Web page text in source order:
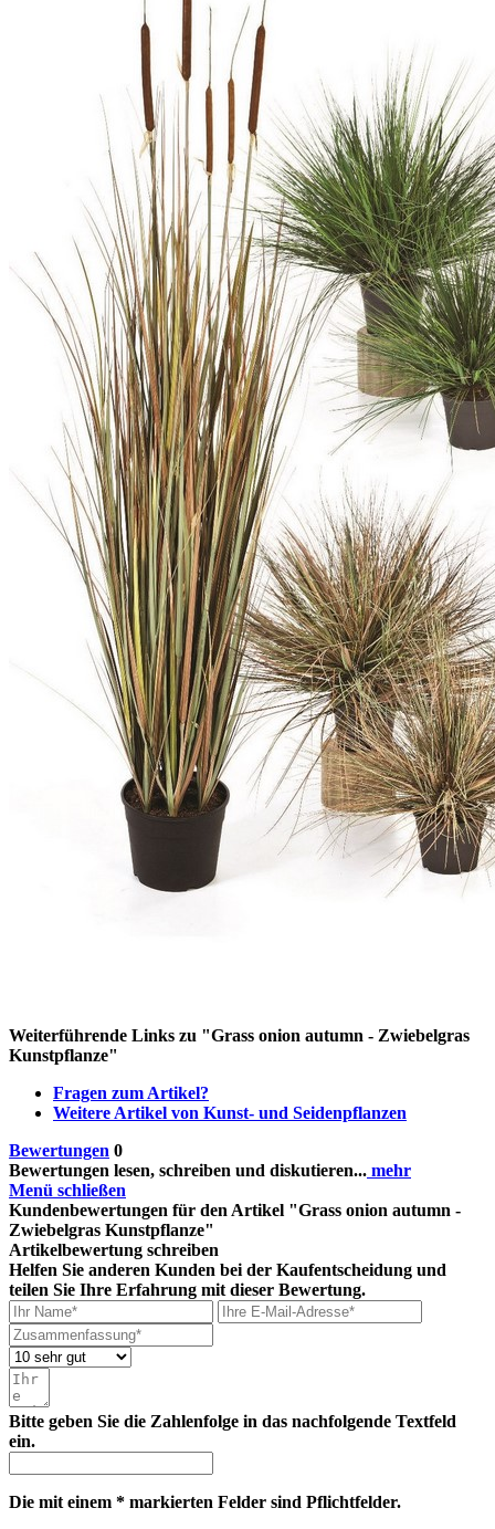
Weiterführende Links zu "Grass onion autumn - Zwiebelgras
Kunstpflanze"
Fragen zum Artikel?
Weitere Artikel von Kunst- und Seidenpflanzen
Bewertungen 0
Bewertungen lesen, schreiben und diskutieren... mehr
Menü schließen
Kundenbewertungen für den Artikel "Grass onion autumn -
Zwiebelgras Kunstpflanze"
Artikelbewertung schreiben
Helfen Sie anderen Kunden bei der Kaufentscheidung und
teilen Sie Ihre Erfahrung mit dieser Bewertung.
Bitte geben Sie die Zahlenfolge in das nachfolgende Textfeld
ein.
Die mit einem * markierten Felder sind Pflichtfelder.